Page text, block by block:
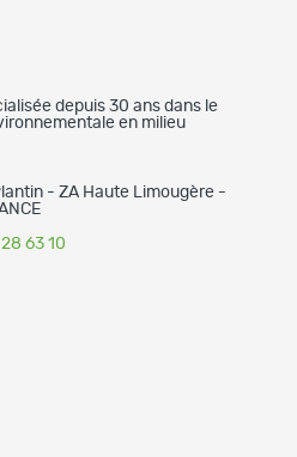
depuis 30 ans dans le
en milieu
- ZA Haute Limougère -
63 10